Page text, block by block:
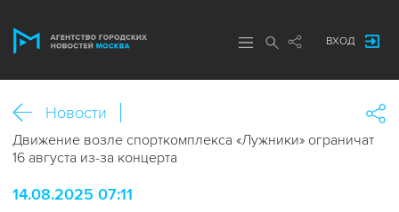
ВХОД
Новости
Движение возле спорткомплекса «Лужники» ограничат
16 августа из-за концерта
14.08.2025 07:11